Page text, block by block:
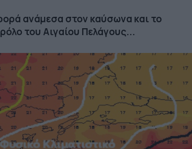
ανάμεσα στον καύσωνα και το
του Αιγαίου Πελάγους...